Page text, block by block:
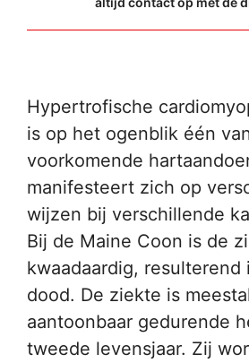
Hypertrofische
is op het ogenblik één
voorkomende
manifesteert zich op
wijzen bij verschillende
Bij de Maine Coon is de
kwaadaardig, resulterend
dood. De ziekte is
aantoonbaar gedurende
tweede levensjaar. Zij